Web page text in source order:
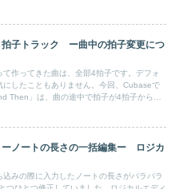
子トラック ー曲中の拍子変更につ
作ってきた曲は、全部4拍子です。デフォ
にしたこともありません。今回、Cubaseで
Then」は、曲の途中で拍子が4拍子から３
ノートの長さの一括編集ー ロジカ
みの際に入力したノートの長さがバラバラ